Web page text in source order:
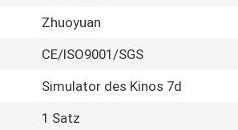
Zhuoyuan
CE/ISO9001/SGS
Simulator des Kinos 7d
1 Satz